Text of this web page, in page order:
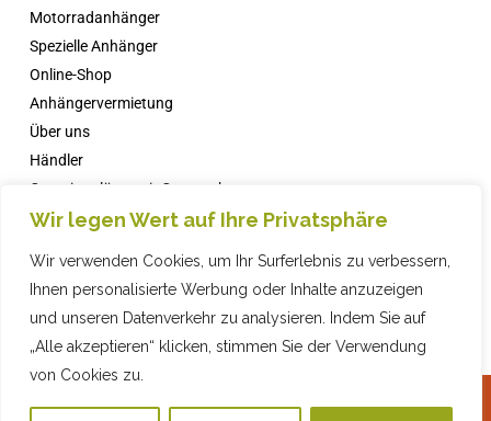
Wir legen Wert auf Ihre Privatsphäre
Wir verwenden Cookies, um Ihr Surferlebnis zu verbessern,
Ihnen personalisierte Werbung oder Inhalte anzuzeigen
und unseren Datenverkehr zu analysieren. Indem Sie auf
„Alle akzeptieren“ klicken, stimmen Sie der Verwendung
von Cookies zu.
Über uns
Händler
Campingplätze mit Comanche
Nachricht
Motorradanhänger
Spezielle Anhänger
Online-Shop
Anhängervermietung